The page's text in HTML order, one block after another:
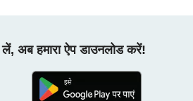
अब हमारा ऐप डाउनलोड करें!